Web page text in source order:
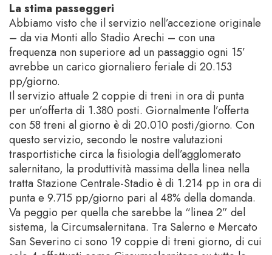
La stima passeggeri
Abbiamo visto che il servizio nell’accezione originale
– da via Monti allo Stadio Arechi – con una
frequenza non superiore ad un passaggio ogni 15’
avrebbe un carico giornaliero feriale di 20.153
pp/giorno.
Il servizio attuale 2 coppie di treni in ora di punta
per un’offerta di 1.380 posti. Giornalmente l’offerta
con 58 treni al giorno è di 20.010 posti/giorno. Con
questo servizio, secondo le nostre valutazioni
trasportistiche circa la fisiologia dell’agglomerato
salernitano, la produttività massima della linea nella
tratta Stazione Centrale-Stadio è di 1.214 pp in ora di
punta e 9.715 pp/giorno pari al 48% della domanda.
Va peggio per quella che sarebbe la “linea 2” del
sistema, la Circumsalernitana. Tra Salerno e Mercato
San Severino ci sono 19 coppie di treni giorno, di cui